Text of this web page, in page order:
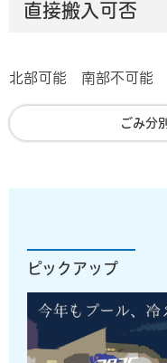
直接搬入可否
北部可能 南部不可能
ごみ分
ピックアップ